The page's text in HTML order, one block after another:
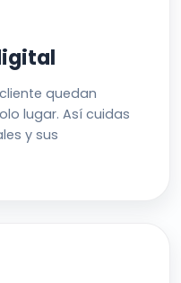
quedan
lugar. Así cuidas
y sus